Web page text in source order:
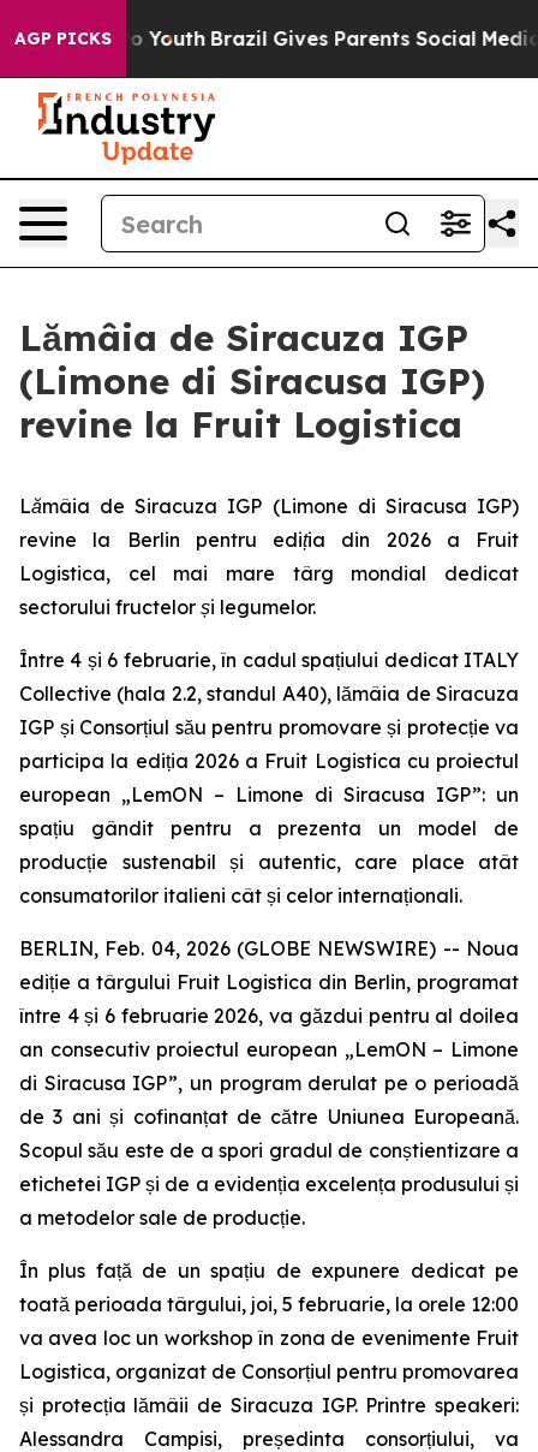
AGP PICKS
Harms to Youth Brazil Gives Parents Social Media
Lămâia de Siracuza IGP
(Limone di Siracusa IGP)
revine la Fruit Logistica
Lămâia de Siracuza IGP (Limone di Siracusa IGP)
revine la Berlin pentru ediția din 2026 a Fruit
Logistica, cel mai mare târg mondial dedicat
sectorului fructelor și legumelor.
Între 4 și 6 februarie, în cadul spațiului dedicat ITALY
Collective (hala 2.2, standul A40), lămâia de Siracuza
IGP și Consorțiul său pentru promovare și protecție va
participa la ediția 2026 a Fruit Logistica cu proiectul
european „LemON – Limone di Siracusa IGP”: un
spațiu gândit pentru a prezenta un model de
producție sustenabil și autentic, care place atât
consumatorilor italieni cât și celor internaționali.
BERLIN, Feb. 04, 2026 (GLOBE NEWSWIRE) -- Noua
ediție a târgului Fruit Logistica din Berlin, programat
între 4 și 6 februarie 2026, va găzdui pentru al doilea
an consecutiv proiectul european „LemON – Limone
di Siracusa IGP”, un program derulat pe o perioadă
de 3 ani și cofinanțat de către Uniunea Europeană.
Scopul său este de a spori gradul de conștientizare a
etichetei IGP și de a evidenția excelența produsului și
a metodelor sale de producție.
În plus față de un spațiu de expunere dedicat pe
toată perioada târgului, joi, 5 februarie, la orele 12:00
va avea loc un workshop în zona de evenimente Fruit
Logistica, organizat de Consorțiul pentru promovarea
și protecția lămâii de Siracuza IGP. Printre speakeri:
Alessandra Campisi, președinta consorțiului, va